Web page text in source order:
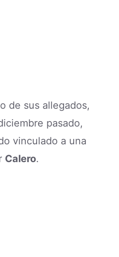
de sus allegados,
pasado,
vinculado a una
Calero.